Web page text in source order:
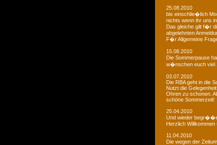
25.08.2010
bis einschlie�lich
nichts wenn ihr uns
Das gleiche gilt f�r
abgelehnten
F�r Allgemeine
15.08.2010
Die Sommerpause
w�nschen euch viel
03.07.2010
Die RBA geht in die
Nutzt die
Ohren zu schonen.
schöne Sommerzeit!
25.04.2010
Und wieder
Herzlich Willkommen
11.04.2010
Die wegen der